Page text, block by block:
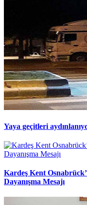
Yaya geçitleri
Kardeş Kent
Dayanışma Mesajı